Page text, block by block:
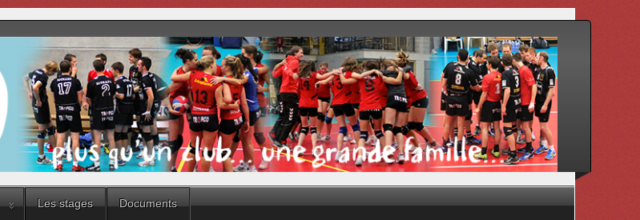
Les stages Documents